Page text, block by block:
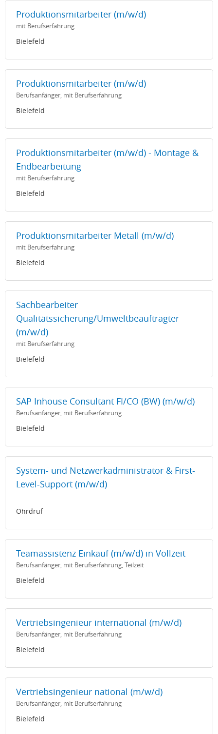
Produktionsmitarbeiter (m/w/d)
mit Berufserfahrung
Bielefeld
Produktionsmitarbeiter (m/w/d)
Berufsanfänger, mit Berufserfahrung
Bielefeld
Produktionsmitarbeiter (m/w/d) - Montage &
Endbearbeitung
mit Berufserfahrung
Bielefeld
Produktionsmitarbeiter Metall (m/w/d)
mit Berufserfahrung
Bielefeld
Sachbearbeiter
Qualitätssicherung/Umweltbeauftragter
(m/w/d)
mit Berufserfahrung
Bielefeld
SAP Inhouse Consultant FI/CO (BW) (m/w/d)
Berufsanfänger, mit Berufserfahrung
Bielefeld
System- und Netzwerkadministrator & First-
Level-Support (m/w/d)
Ohrdruf
Teamassistenz Einkauf (m/w/d) in Vollzeit
Berufsanfänger, mit Berufserfahrung, Teilzeit
Bielefeld
Vertriebsingenieur international (m/w/d)
Berufsanfänger, mit Berufserfahrung
Bielefeld
Vertriebsingenieur national (m/w/d)
Berufsanfänger, mit Berufserfahrung
Bielefeld